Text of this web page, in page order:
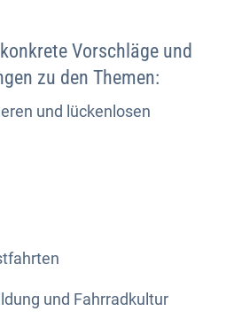
Vorschläge und
zu den Themen:
und lückenlosen
und Fahrradkultur